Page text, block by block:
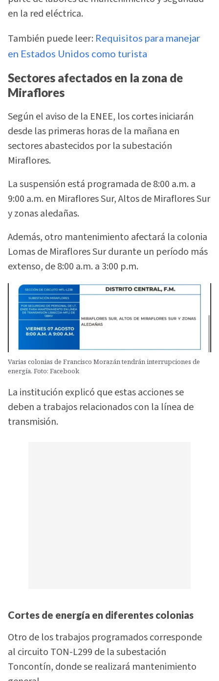
en la red eléctrica.
También puede leer: Requisitos para manejar
en Estados Unidos como turista
Sectores afectados en la zona de
Miraflores
Según el aviso de la ENEE, los cortes iniciarán
desde las primeras horas de la mañana en
sectores abastecidos por la subestación
Miraflores.
La suspensión está programada de 8:00 a.m. a
9:00 a.m. en Miraflores Sur, Altos de Miraflores Sur
y zonas aledañas.
Además, otro mantenimiento afectará la colonia
Lomas de Miraflores Sur durante un período más
extenso, de 8:00 a.m. a 3:00 p.m.
Varias colonias de Francisco Morazán tendrán interrupciones de
energía. Foto: Facebook
La institución explicó que estas acciones se
deben a trabajos relacionados con la línea de
transmisión.
Cortes de energía en diferentes colonias
Otro de los trabajos programados corresponde
al circuito TON-L299 de la subestación
Toncontín, donde se realizará mantenimiento